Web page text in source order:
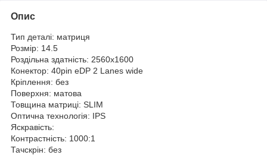
Опис
Тип деталі: матриця
Розмір: 14.5
Роздільна здатність: 2560x1600
Конектор: 40pin eDP 2 Lanes wide
Кріплення: без
Поверхня: матова
Товщина матриці: SLIM
Оптична технологія: IPS
Яскравість:
Контрастність: 1000:1
Тачскрін: без